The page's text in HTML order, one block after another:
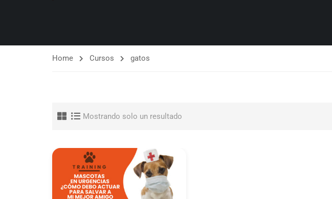
Home Cursos gatos
Mostrando solo un resultado